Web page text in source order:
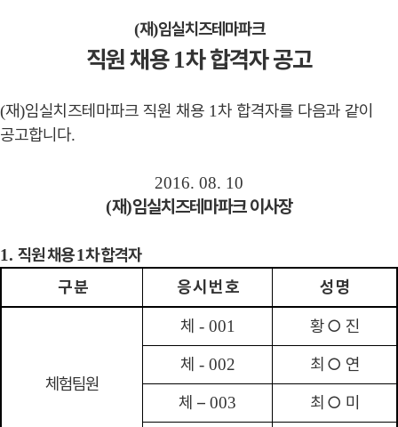
(재)임실치즈테마파크
직원 채용 1차 합격자 공고
(재)임실치즈테마파크 직원 채용 1 차 합격자를 다음과 같이
공고합니다.
2016. 08. 10
(재)임실치즈테마파크 이사장
1. 직원 채용1차 합격자
구 분
응 시 번 호 성 명
체험팀원
체 - 001 황○ 진
체 - 002 최 ○ 연
체 – 003 최 ○ 미